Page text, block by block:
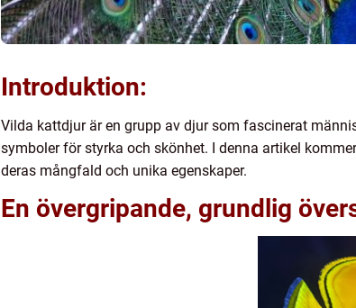
Introduktion:
Vilda kattdjur är en grupp av djur som fascinerat
symboler för styrka och skönhet. I denna artikel
deras mångfald och unika egenskaper.
En övergripande, grundlig